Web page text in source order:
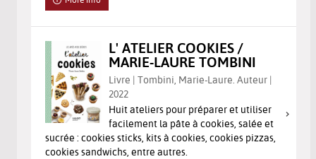
L' ATELIER COOKIES /
MARIE-LAURE TOMBINI
Livre | Tombini, Marie-Laure. Auteur |
2022
Huit ateliers pour préparer et utiliser
facilement la pâte à cookies, salée et
sucrée : cookies sticks, kits à cookies, cookies pizzas,
cookies sandwichs, entre autres.